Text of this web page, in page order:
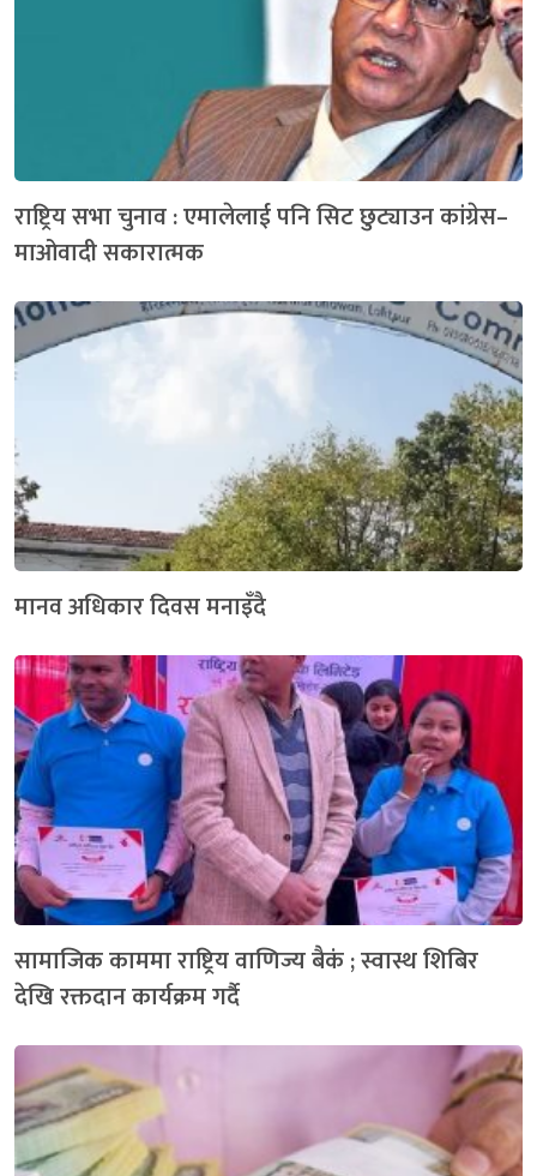
राष्ट्रिय सभा चुनाव : एमालेलाई पनि सिट छुट्याउन कांग्रेस–
माओवादी सकारात्मक
मानव अधिकार दिवस मनाइँदै
सामाजिक काममा राष्ट्रिय वाणिज्य बैकं ; स्वास्थ शिबिर
देखि रक्तदान कार्यक्रम गर्दै